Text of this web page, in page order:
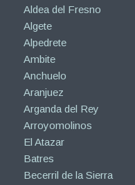
Aldea del Fresno
Algete
Alpedrete
Ambite
Anchuelo
Aranjuez
Arganda del Rey
Arroyomolinos
El Atazar
Batres
Becerril de la Sierra